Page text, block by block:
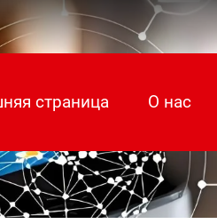
страница О нас